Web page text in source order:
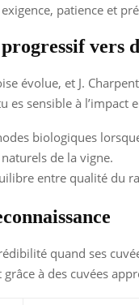
patience et
vers
évolue, et J.
es sensible à
biologiques
de la vigne.
entre qualité du
quand ses
à des cuvées